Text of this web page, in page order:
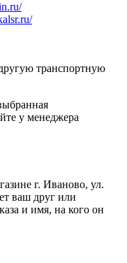
транспортную
у менеджера
г. Иваново, ул.
ваш друг или
и имя, на кого он